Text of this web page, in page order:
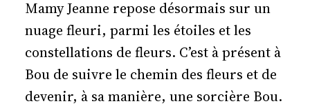
Mamy Jeanne repose désormais sur un
nuage fleuri, parmi les étoiles et les
constellations de fleurs. C’est à présent à
Bou de suivre le chemin des fleurs et de
devenir, à sa manière, une sorcière Bou.